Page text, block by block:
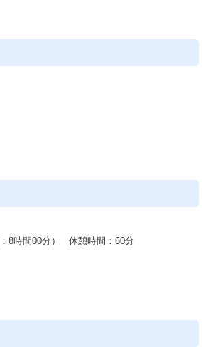
8時間00分） 休憩時間：60分